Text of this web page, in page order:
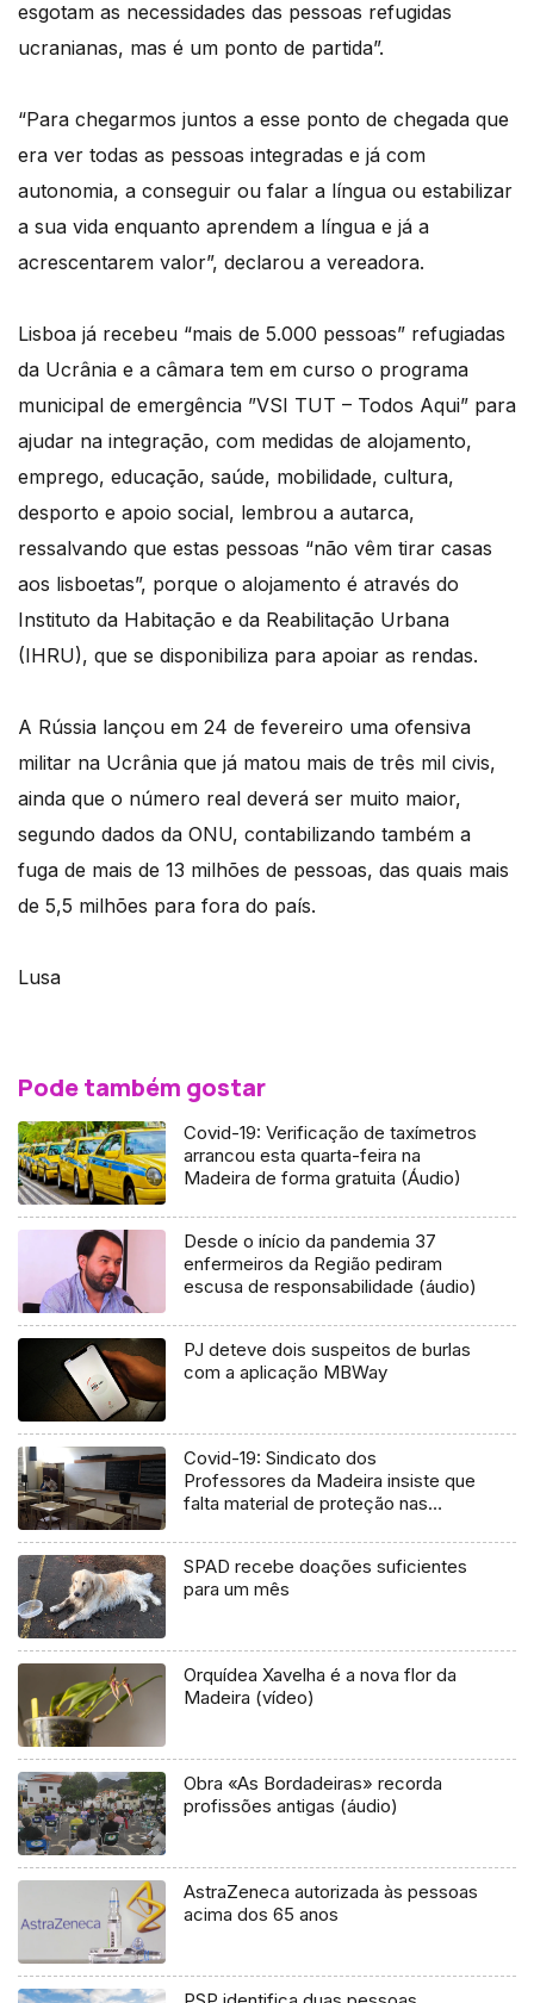
esgotam as necessidades das pessoas refugidas
ucranianas, mas é um ponto de partida”.
“Para chegarmos juntos a esse ponto de chegada que
era ver todas as pessoas integradas e já com
autonomia, a conseguir ou falar a língua ou estabilizar
a sua vida enquanto aprendem a língua e já a
acrescentarem valor”, declarou a vereadora.
Lisboa já recebeu “mais de 5.000 pessoas” refugiadas
da Ucrânia e a câmara tem em curso o programa
municipal de emergência ”VSI TUT – Todos Aqui” para
ajudar na integração, com medidas de alojamento,
emprego, educação, saúde, mobilidade, cultura,
desporto e apoio social, lembrou a autarca,
ressalvando que estas pessoas “não vêm tirar casas
aos lisboetas”, porque o alojamento é através do
Instituto da Habitação e da Reabilitação Urbana
(IHRU), que se disponibiliza para apoiar as rendas.
A Rússia lançou em 24 de fevereiro uma ofensiva
militar na Ucrânia que já matou mais de três mil civis,
ainda que o número real deverá ser muito maior,
segundo dados da ONU, contabilizando também a
fuga de mais de 13 milhões de pessoas, das quais mais
de 5,5 milhões para fora do país.
Lusa
Pode também gostar
Covid-19: Verificação de taxímetros
arrancou esta quarta-feira na
Madeira de forma gratuita (Áudio)
Desde o início da pandemia 37
enfermeiros da Região pediram
escusa de responsabilidade (áudio)
PJ deteve dois suspeitos de burlas
com a aplicação MBWay
Covid-19: Sindicato dos
Professores da Madeira insiste que
falta material de proteção nas
SPAD recebe doações suficientes
para um mês
Orquídea Xavelha é a nova flor da
Madeira (vídeo)
Obra «As Bordadeiras» recorda
profissões antigas (áudio)
AstraZeneca autorizada às pessoas
acima dos 65 anos